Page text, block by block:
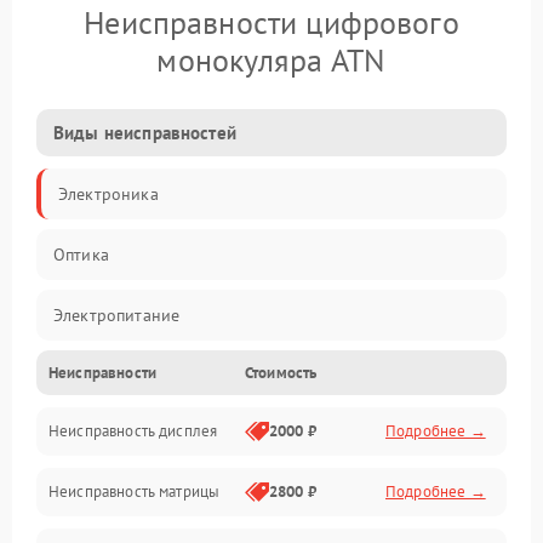
Неисправности цифрового
монокуляра ATN
Виды неисправностей
Электроника
Оптика
Электропитание
Видео
ПО
Управление
Неисправности Стоимость
Неисправность дисплея 2000 ₽ Подробнее →
Неисправность матрицы 2800 ₽ Подробнее →